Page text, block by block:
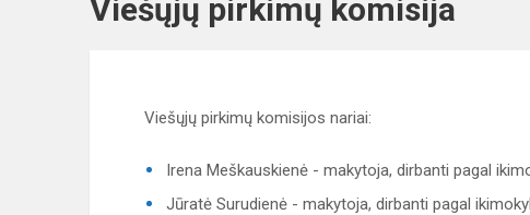
Viešųjų pirkimų komisija
Viešųjų pirkimų komisijos nariai:
Irena Meškauskienė - makytoja, dirbanti pagal
Jūratė Surudienė - makytoja, dirbanti pagal